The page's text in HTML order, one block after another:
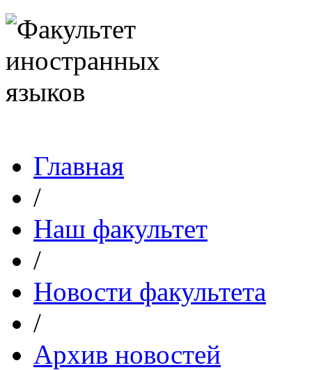
Главная
/
Наш факультет
/
Новости факультета
/
Архив новостей